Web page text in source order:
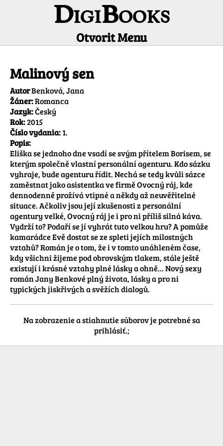
DigiBooks
Otvorit Menu
Malinový sen
AutorBenková, Jana
Žáner:Romanca
Jazyk:Český
Rok:2015
Číslo vydania:1.
Popis:
Eliška se jednoho dne vsadí se svým přítelem Borisem, se
kterým společně vlastní personální agenturu. Kdo sázku
vyhraje, bude agenturu řídit. Nechá se tedy kvůli sázce
zaměstnat jako asistentka ve firmě Ovocný ráj, kde
dennodenně prožívá vtipné a někdy až neuvěřitelné
situace. Ačkoliv jsou její zkušenosti z personální
agentury velké, Ovocný ráj je i pro ni příliš silná káva.
Vydrží to? Podaří se jí vyhrát tuto velkou hru? A pomůže
kamarádce Evě dostat se ze spleti jejích milostných
vztahů? Román je o tom, že i v tomto unáhleném čase,
kdy všichni žijeme pod obrovským tlakem, stále ještě
existují i krásné vztahy plné lásky a ohně... Nový sexy
román Jany Benkové plný života, lásky a pro ni
typických jiskřivých a svěžích dialogů.
Na zobrazenie a stiahnutie súborov je potrebné sa
prihlásiť.;